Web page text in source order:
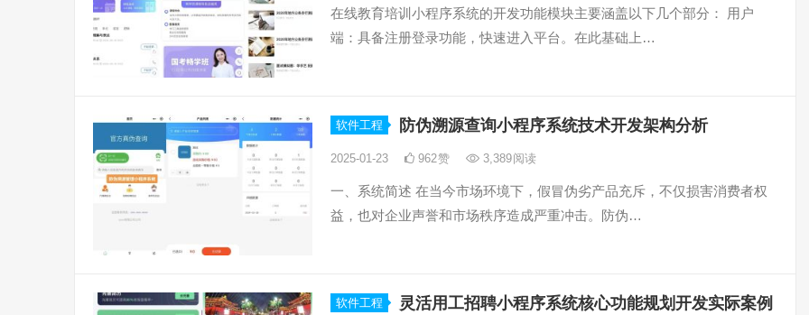
在线教育培训小程序系统的开发功能模块主要涵盖以下几个部分： 用户
端：具备注册登录功能，快速进入平台。在此基础上…
软件工程 防伪溯源查询小程序系统技术开发架构分析
2025-01-23 962赞 3,389阅读
一、系统简述 在当今市场环境下，假冒伪劣产品充斥，不仅损害消费者权
益，也对企业声誉和市场秩序造成严重冲击。防伪…
软件工程 灵活用工招聘小程序系统核心功能规划开发实际案例